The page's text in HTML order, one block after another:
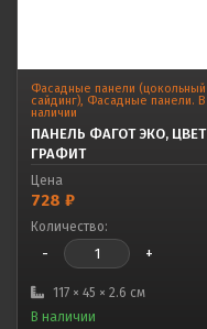
Фасадные панели (цокольный
сайдинг) Фасадные панели. В
наличии
ПАНЕЛЬ ФАГОТ ЭКО, ЦВЕТ
ГРАФИТ
Цена
728 ₽
Количество:
- +
117 × 45 × 2.6 см
В наличии